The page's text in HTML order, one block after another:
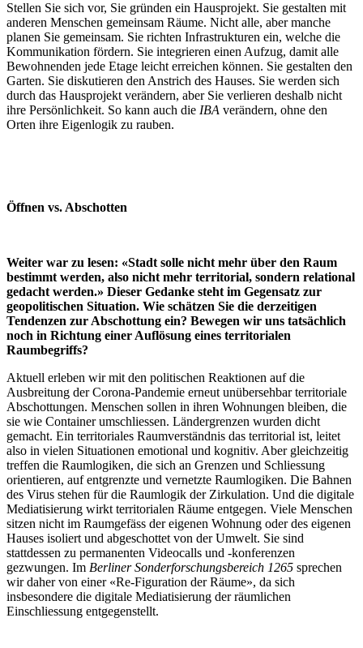
Stellen Sie sich vor, Sie gründen ein Hausprojekt. Sie gestalten mit
anderen Menschen gemeinsam Räume. Nicht alle, aber manche
planen Sie gemeinsam. Sie richten Infrastrukturen ein, welche die
Kommunikation fördern. Sie integrieren einen Aufzug, damit alle
Bewohnenden jede Etage leicht erreichen können. Sie gestalten den
Garten. Sie diskutieren den Anstrich des Hauses. Sie werden sich
durch das Hausprojekt verändern, aber Sie verlieren deshalb nicht
ihre Persönlichkeit. So kann auch die IBA verändern, ohne den
Orten ihre Eigenlogik zu rauben.
Öffnen vs. Abschotten
Weiter war zu lesen: «Stadt solle nicht mehr über den Raum
bestimmt werden, also nicht mehr territorial, sondern relational
gedacht werden.» Dieser Gedanke steht im Gegensatz zur
geopolitischen Situation. Wie schätzen Sie die derzeitigen
Tendenzen zur Abschottung ein? Bewegen wir uns tatsächlich
noch in Richtung einer Auflösung eines territorialen
Raumbegriffs?
Aktuell erleben wir mit den politischen Reaktionen auf die
Ausbreitung der Corona-Pandemie erneut unübersehbar territoriale
Abschottungen. Menschen sollen in ihren Wohnungen bleiben, die
sie wie Container umschliessen. Ländergrenzen wurden dicht
gemacht. Ein territoriales Raumverständnis das territorial ist, leitet
also in vielen Situationen emotional und kognitiv. Aber gleichzeitig
treffen die Raumlogiken, die sich an Grenzen und Schliessung
orientieren, auf entgrenzte und vernetzte Raumlogiken. Die Bahnen
des Virus stehen für die Raumlogik der Zirkulation. Und die digitale
Mediatisierung wirkt territorialen Räume entgegen. Viele Menschen
sitzen nicht im Raumgefäss der eigenen Wohnung oder des eigenen
Hauses isoliert und abgeschottet von der Umwelt. Sie sind
stattdessen zu permanenten Videocalls und -konferenzen
gezwungen. Im Berliner Sonderforschungsbereich 1265 sprechen
wir daher von einer «Re-Figuration der Räume», da sich
insbesondere die digitale Mediatisierung der räumlichen
Einschliessung entgegenstellt.